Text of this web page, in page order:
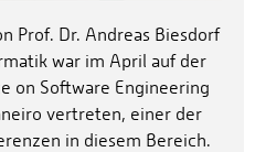
Prof. Dr. Andreas Biesdorf
war im April auf der
on Software Engineering
vertreten, einer der
in diesem Bereich.